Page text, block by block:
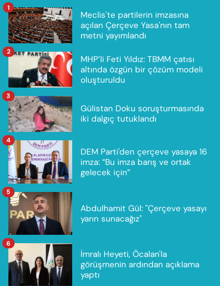
Meclis'te partilerin imzasına
açılan Çerçeve Yasa'nın tam
metni yayımlandı
1
MHP’li Feti Yıldız: TBMM çatısı
altında özgün bir çözüm modeli
oluşturuldu
2
Gülistan Doku soruşturmasında
iki dalgıç tutuklandı
3
DEM Parti'den çerçeve yasaya 16
imza: “Bu imza barış ve ortak
gelecek için”
4
Abdulhamit Gül: "Çerçeve yasayı
yarın sunacağız"
5
İmralı Heyeti, Öcalan'la
görüşmenin ardından açıklama
yaptı
6